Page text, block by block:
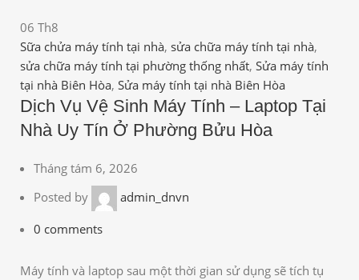
06 Th8
Sữa chửa máy tính tại nhà, sửa chữa máy tính tại nhà,
sửa chữa máy tính tại phường thống nhất, Sửa máy tính
tại nhà Biên Hòa, Sửa máy tính tại nhà Biên Hòa
Dịch Vụ Vệ Sinh Máy Tính – Laptop Tại
Nhà Uy Tín Ở Phường Bửu Hòa
Tháng tám 6, 2026
Posted by
admin_dnvn
0 comments
Máy tính và laptop sau một thời gian sử dụng sẽ tích tụ